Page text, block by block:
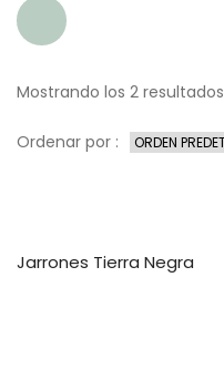
Mostrando los 2 resultados
Ordenar por :
Jarrones Tierra Negra